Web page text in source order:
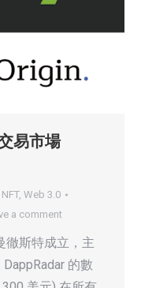
易市場
NFT, Web 3.0
a comment
徹斯特成立，主
的數